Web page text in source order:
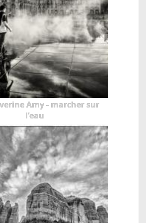
Amy - marcher sur
l'eau